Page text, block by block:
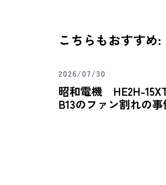
こちらもおすすめ:
2026/07/30
昭和電機 HE2H-
B13のファン割れの事